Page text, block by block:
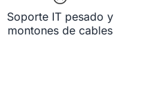
Demo
Soporte IT pesado y
montones de cables